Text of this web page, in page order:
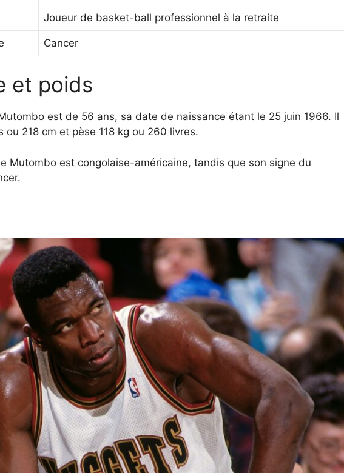
Joueur de basket-ball professionnel à la retraite
Cancer
et poids
est de 56 ans, sa date de naissance étant le 25 juin 1966. Il
ou 218 cm et pèse 118 kg ou 260 livres.
Mutombo est congolaise-américaine, tandis que son signe du